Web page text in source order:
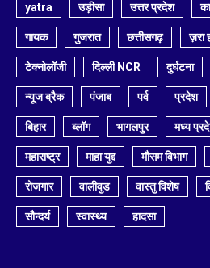
yatra उड़ीसा उत्तर प्रदेश
गायक गुजरात छत्तीसगढ़ ज़रा
टेक्नोलॉजी दिल्ली NCR दुर्घटना
न्यूज ब्रैक पंजाब पर्व प्रदेश
बिहार ब्लॉग भागलपुर मध्य
महाराष्ट्र माहा युद्द मौसम विभाग
रोजगार वालीवुड वास्तु विशेष
सौन्दर्य स्वास्थ्य हादसा